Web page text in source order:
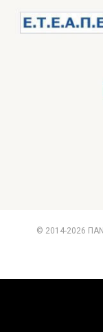
© 2014-2026